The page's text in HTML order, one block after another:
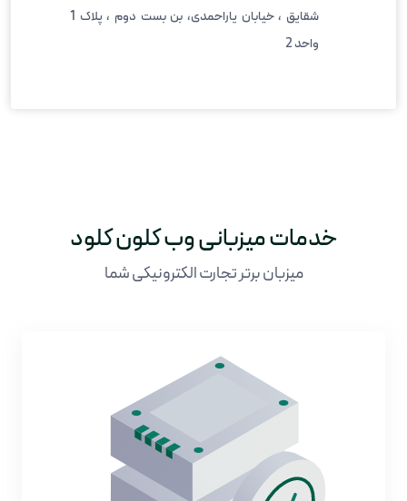
شقایق ، خیابان یاراحمدی، بن بست دوم ، پلاک 1
واحد 2
خدمات میزبانی وب کلون کلود
میزبان برتر تجارت الکترونیکی شما